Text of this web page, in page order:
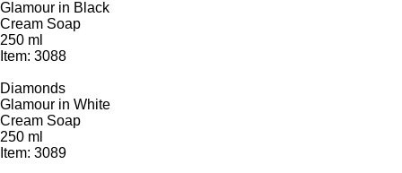
Glamour in Black
Cream Soap
250 ml
Item: 3088
Diamonds
Glamour in White
Cream Soap
250 ml
Item: 3089